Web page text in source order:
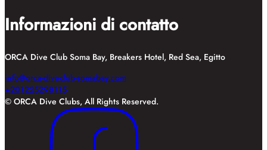
Informazioni di contatto
ORCA Dive Club Soma Bay, Breakers Hotel, Red Sea, Egitto
info@orca-diveclub-somabay.com
+201225298115
© ORCA Dive Clubs, All Rights Reserved.